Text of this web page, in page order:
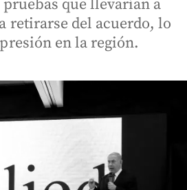
que llevarían a
retirarse del acuerdo, lo
en la región.